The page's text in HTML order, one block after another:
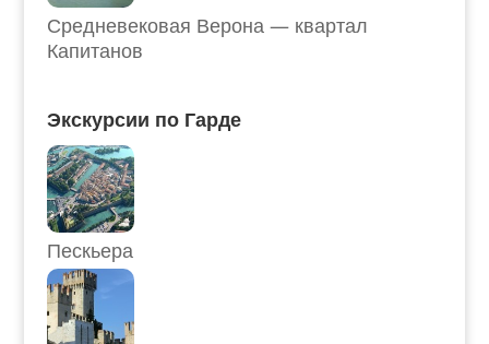
Средневековая Верона — квартал
Капитанов
Экскурсии по Гарде
Пескьера